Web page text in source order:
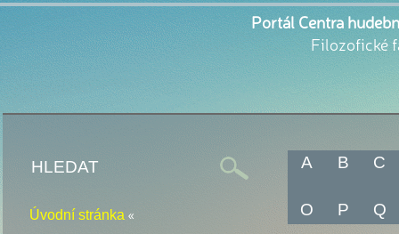
Portál Centra
Filozofické
Úvodní stránka «
A B C
O P Q